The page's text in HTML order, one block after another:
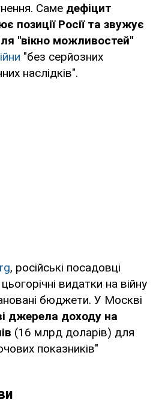
Саме дефіцит
позиції Росії та звужує
"вікно можливостей"
"без серйозних
наслідків".
, російські посадовці
видатки на війну
бюджети. У Москві
джерела доходу на
(16 млрд доларів) для
показників"